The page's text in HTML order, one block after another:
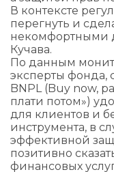
В контексте
перегнуть и
некомфортными
Кучава.
По данным
эксперты фонда,
BNPL (Buy now,
плати потом»)
для клиентов и
инструмента, в
эффективной
позитивно
финансовых